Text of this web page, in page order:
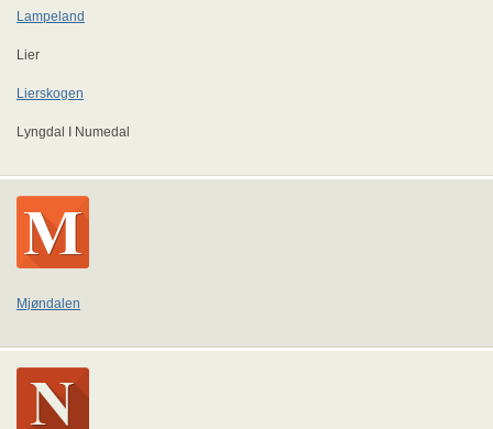
Lampeland
Lier
Lierskogen
Lyngdal I Numedal
Mjøndalen